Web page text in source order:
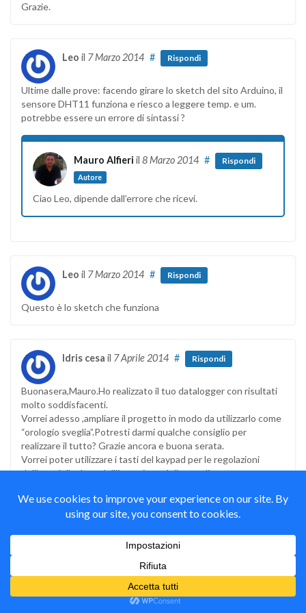
Grazie.
Leo il 7 Marzo 2014 # Rispondi
Ultime dalle prove: facendo girare lo sketch del sito Arduino, il
sensore DHT11 funziona e riesco a leggere temp. e um.
potrebbe essere un errore di sintassi ?
Mauro Alfieri il 8 Marzo 2014
Autore
# Rispondi
Ciao Leo, dipende dall’errore che ricevi.
Leo il 7 Marzo 2014 # Rispondi
Questo è lo sketch che funziona
Idris cesa il 7 Aprile 2014 # Rispondi
Buonasera,Mauro.Ho realizzato il tuo datalogger con risultati
molto soddisfacenti.
Vorrei adesso ,ampliare il progetto in modo da utilizzarlo come
“orologio sveglia”.Potresti darmi qualche consiglio per
realizzare il tutto? Grazie ancora e buona serata.
Vorrei poter utilizzare i tasti del kaypad per le regolazioni
dell’ora ,della data ,dell’inserzione della sveglia….
Mauro Alfieriil8 Aprile 2014 # Rispondi
Ciao Idris, sono contento. Posso consigliarti la lettura
dei miei articoli dedicati all’impostazione dell’ora con la
Keypad LCD ed arduino e come esempio di sveglia
potresti leggere l’articolo sulla centralina di irrigazione,
anche se non c’é scritto come renderla impostabile da